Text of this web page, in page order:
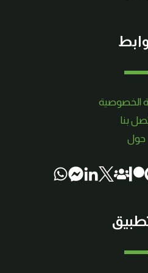
الخصوصية
بنا
حول